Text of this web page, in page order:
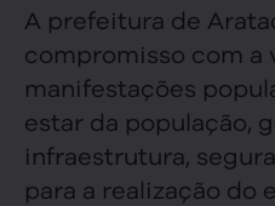
A prefeitura de
compromisso com a
manifestações
estar da população,
infraestrutura,
para a realização do